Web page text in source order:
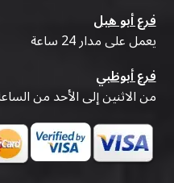
فرع أبو هيل
يعمل على مدار 24 ساعة
فرع أبوظبي
من الاثنين إلى الأحد من الساعة 9:00 صباحًا حتى 07:00